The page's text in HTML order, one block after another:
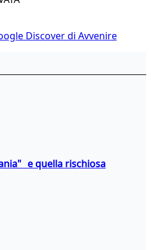
Discover di Avvenire
e quella rischiosa